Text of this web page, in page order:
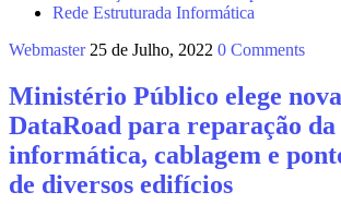
Rede Estruturada Informática
Webmaster 25 de Julho, 2022 0 Comments
Ministério Público elege
DataRoad para reparação da
informática, cablagem e
de diversos edifícios